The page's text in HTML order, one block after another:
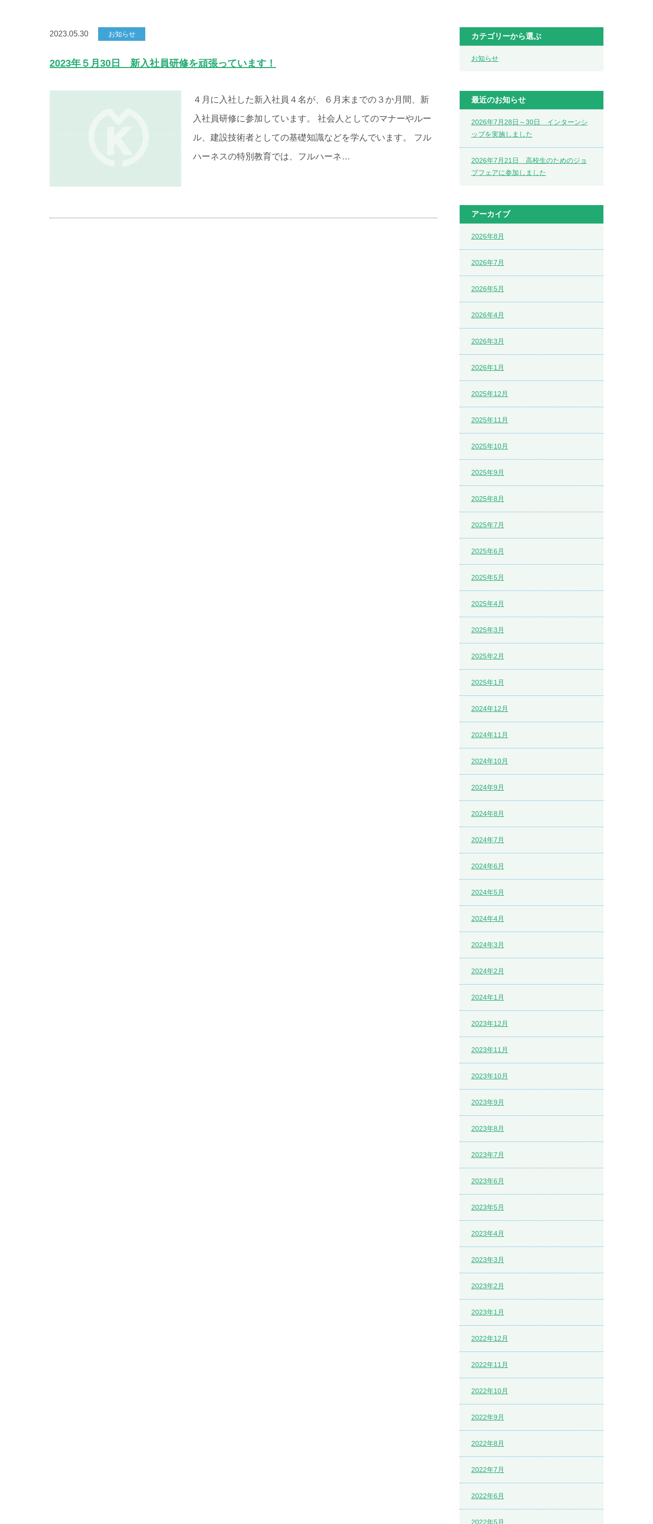
2023.05.30 お知らせ
2023年５月30日 新入社員研修を頑張っています！
４月に入社した新入社員４名が、６月末までの３か月間、新
入社員研修に参加しています。 社会人としてのマナーやルー
ル、建設技術者としての基礎知識などを学んでいます。 フル
ハーネスの特別教育では、フルハーネ…
カテゴリーから選ぶ
お知らせ
最近のお知らせ
2026年7月28日～30日 インターンシ
ップを実施しました
2026年7月21日 高校生のためのジョ
ブフェアに参加しました
アーカイブ
2026年8月
2026年7月
2026年5月
2026年4月
2026年3月
2026年1月
2025年12月
2025年11月
2025年10月
2025年9月
2025年8月
2025年7月
2025年6月
2025年5月
2025年4月
2025年3月
2025年2月
2025年1月
2024年12月
2024年11月
2024年10月
2024年9月
2024年8月
2024年7月
2024年6月
2024年5月
2024年4月
2024年3月
2024年2月
2024年1月
2023年12月
2023年11月
2023年10月
2023年9月
2023年8月
2023年7月
2023年6月
2023年5月
2023年4月
2023年3月
2023年2月
2023年1月
2022年12月
2022年11月
2022年10月
2022年9月
2022年8月
2022年7月
2022年6月
2022年5月